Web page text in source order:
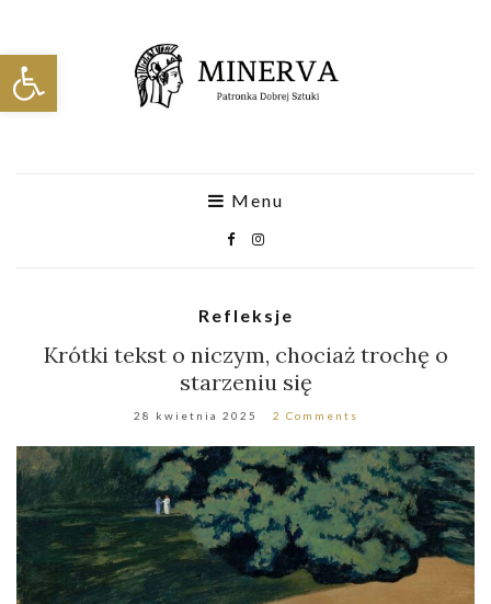
Otwórz pasek narzędzi
Menu
Refleksje
Krótki tekst o niczym, chociaż trochę o
starzeniu się
28 kwietnia 2025 2 Comments